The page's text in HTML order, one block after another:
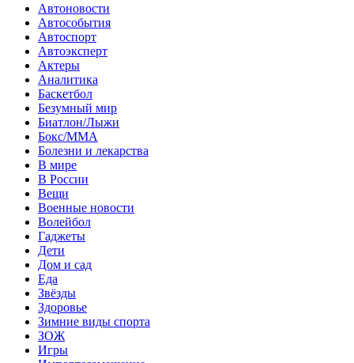
Автоновости
Автособытия
Автоспорт
Автоэксперт
Актеры
Аналитика
Баскетбол
Безумный мир
Биатлон/Лыжи
Бокс/MMA
Болезни и лекарства
В мире
В России
Вещи
Военные новости
Волейбол
Гаджеты
Дети
Дом и сад
Еда
Звёзды
Здоровье
Зимние виды спорта
ЗОЖ
Игры